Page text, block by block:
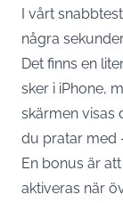
I vårt
några
Det finns en
sker i iPhone,
skärmen visas
du pratar med
En bonus är
aktiveras när